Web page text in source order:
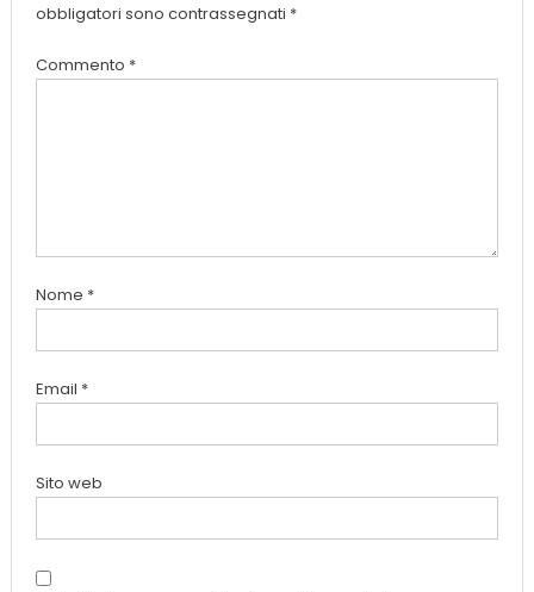
obbligatori sono contrassegnati *
Commento *
Nome *
Email *
Sito web